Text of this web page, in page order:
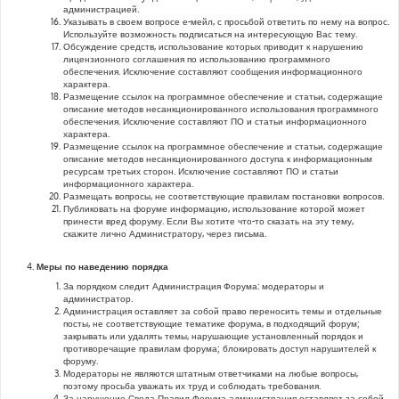
администрацией.
Указывать в своем вопросе е-мейл, с просьбой ответить по нему на вопрос.
Используйте возможность подписаться на интересующую Вас тему.
Обсуждение средств, использование которых приводит к нарушению
лицензионного соглашения по использованию программного
обеспечения. Исключение составляют сообщения информационного
характера.
Размещение ссылок на программное обеспечение и статьи, содержащие
описание методов несанкционированного использования программного
обеспечения. Исключение составляют ПО и статьи информационного
характера.
Размещение ссылок на программное обеспечение и статьи, содержащие
описание методов несанкционированного доступа к информационным
ресурсам третьих сторон. Исключение составляют ПО и статьи
информационного характера.
Размещать вопросы, не соответствующие правилам постановки вопросов.
Публиковать на форуме информацию, использование которой может
принести вред форуму. Если Вы хотите что-то сказать на эту тему,
скажите лично Администратору, через письма.
Меры по наведению порядка
За порядком следит Администрация Форума: модераторы и
администратор.
Администрация оставляет за собой право переносить темы и отдельные
посты, не соответствующие тематике форума, в подходящий форум;
закрывать или удалять темы, нарушающие установленный порядок и
противоречащие правилам форума; блокировать доступ нарушителей к
форуму.
Модераторы не являются штатным ответчиками на любые вопросы,
поэтому просьба уважать их труд и соблюдать требования.